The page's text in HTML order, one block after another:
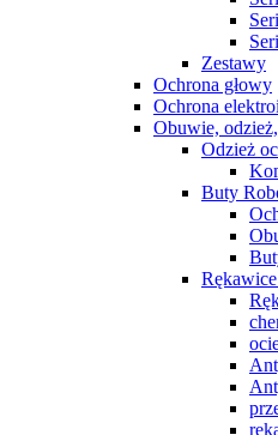
Zestawy
Ochrona głowy
Ochrona
Obuwie,
Odzież
Buty